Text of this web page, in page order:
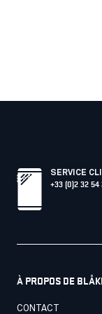
SERVICE
+33 (0)2 32 54
À PROPOS DE
CONTACT